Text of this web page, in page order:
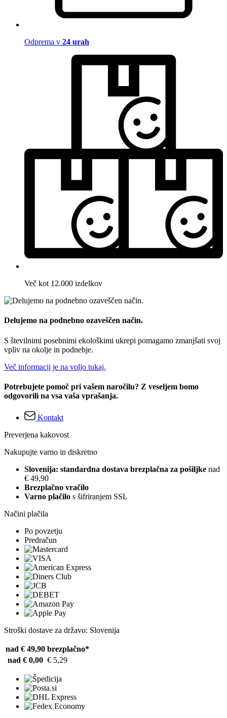
Odprema v 24 urah
Več kot 12.000 izdelkov
Delujemo na podnebno ozaveščen način.
S številnimi posebnimi ekološkimi ukrepi pomagamo zmanjšati svoj
vpliv na okolje in podnebje.
Več informacij je na voljo tukaj.
Potrebujete pomoč pri vašem naročilu? Z veseljem bomo
odgovorili na vsa vaša vprašanja.
Kontakt
Preverjena kakovost
Nakupujte varno in diskretno
Slovenija: standardna dostava brezplačna za pošiljke nad
€ 49,90
Brezplačno vračilo
Varno plačilo s šifriranjem SSL
Načini plačila
Po povzetju
Predračun
Stroški dostave za državo: Slovenija
nad € 49,90 brezplačno*
nad € 0,00 € 5,29